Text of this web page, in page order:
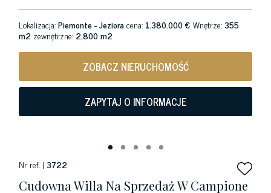
Lokalizacja:Piemonte - Jezioracena: 1.380.000 € Wnętrze:355
m2 zewnętrzne: 2,800 m2
ZOBACZ NIERUCHOMOŚĆ
ZAPYTAJ O INFORMACJE
Nr ref. | 3722
Cudowna Willa Na Sprzedaż W Campione